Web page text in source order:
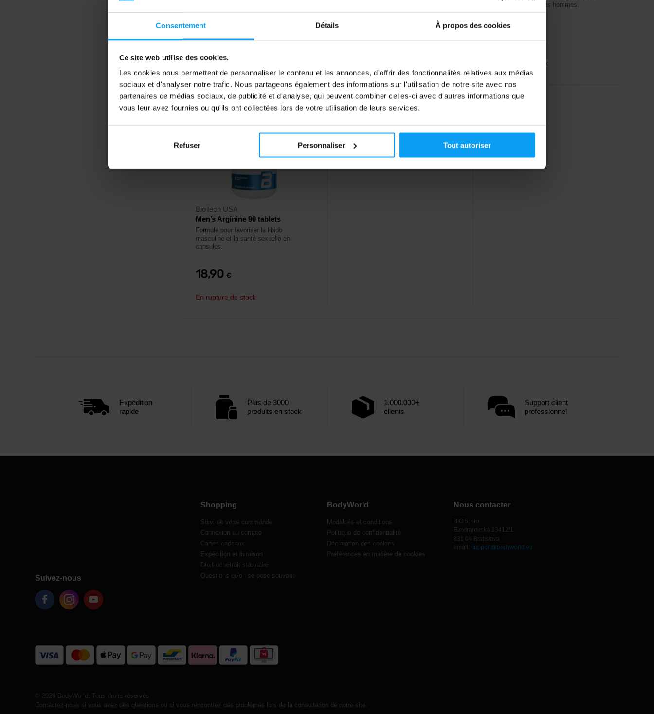
Consentement Détails À propos des cookies
Ce site web utilise des cookies.
Les cookies nous permettent de personnaliser le contenu et les annonces, d'offrir des fonctionnalités relatives aux médias
sociaux et d'analyser notre trafic. Nous partageons également des informations sur l'utilisation de notre site avec nos
partenaires de médias sociaux, de publicité et d'analyse, qui peuvent combiner celles-ci avec d'autres informations que
vous leur avez fournies ou qu'ils ont collectées lors de votre utilisation de leurs services.
Refuser Personnaliser Tout autoriser
spécialement pour les hommes.
19,99€
22,29 €
21,99€
de nutriments pour les hommes.
16,49€
En rupture de stock
BioTech USA
Men’s Arginine 90 tablets
Formule pour favoriser la libido
masculine et la santé sexuelle en
capsules.
18,90 €
En rupture de stock
4,5
Expédition
rapide
Plus de 3000
produits en stock
1.000.000+
clients
Support client
professionnel
Suivez-nous
Shopping
Suivi de votre commande
Connexion au compte
Cartes cadeaux
Expédition et livraison
Droit de retrait statutaire
Questions qu'on se pose souvent
BodyWorld
Modalités et conditions
Politique de confidentialité
Déclaration des cookies
Préférences en matière de cookies
Nous contacter
BIO 5, sro
Elektrárenská 13412/1
831 04 Bratislava
email: support@bodyworld.eu
© 2026 BodyWorld. Tous droits réservés.
Contactez-nous si vous avez des questions ou si vous rencontrez des problèmes lors de la consultation de notre site.